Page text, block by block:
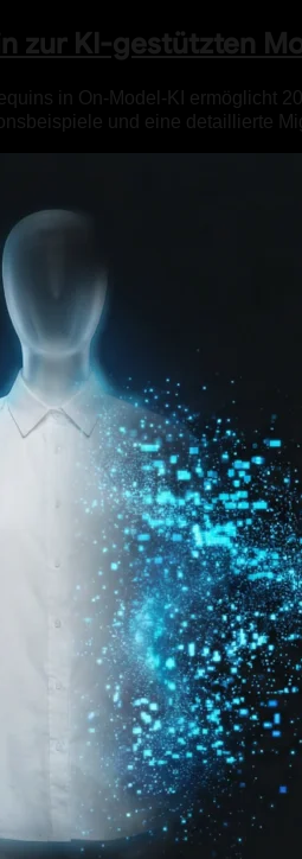
zur KI-gestützten
in On-Model-KI ermöglicht
und eine detaillierte